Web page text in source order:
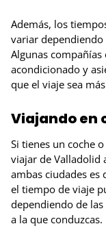
Además, los
variar dependiendo
Algunas
acondicionado y
que el viaje sea
Viajando en
Si tienes un coche
viajar de Valladolid
ambas ciudades
el tiempo de viaje
dependiendo de
a la que conduzcas.